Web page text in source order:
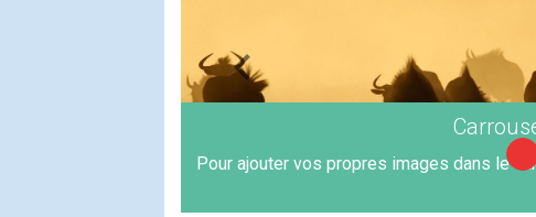
Pour ajouter vos propres images dans le